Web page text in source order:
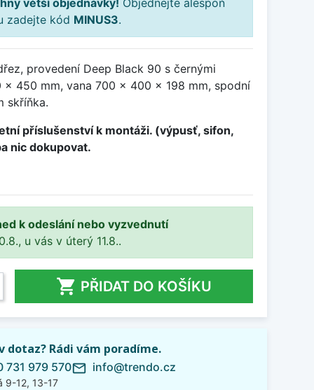
větší objednávky! Objednejte alespoň
zadejte kód MINUS3.
provedení Deep Black 90 s černými
x 450 mm, vana 700 x 400 x 198 mm, spodní
skříňka.
příslušenství k montáži. (výpusť, sifon,
nic dokupovat.
k odeslání nebo vyzvednutí
u vás v úterý 11.8..
 PŘIDAT DO KOŠÍKU
dotaz? Rádi vám poradíme.
731 979 570
9-12, 13-17
mail_outline info@trendo.cz